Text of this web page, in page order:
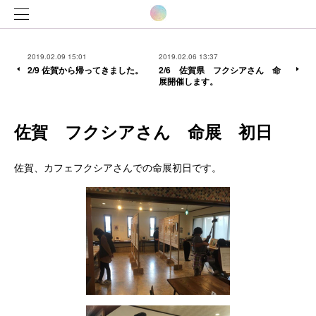
2019.02.09 15:01
2/9 佐賀から帰ってきました。
2019.02.06 13:37
2/6 佐賀県 フクシアさん 命
展開催します。
佐賀 フクシアさん 命展 初日
佐賀、カフェフクシアさんでの命展初日です。